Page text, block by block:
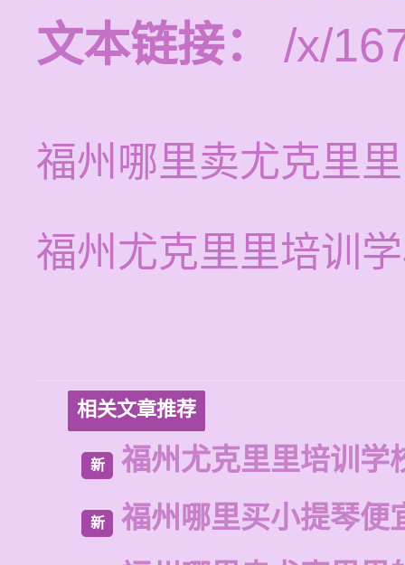
文本链接：
/x/
福州哪里卖尤克里
福州尤克里里培训
相关文章推荐
新 福州尤克里里培训学
新
福州哪里买小提琴便